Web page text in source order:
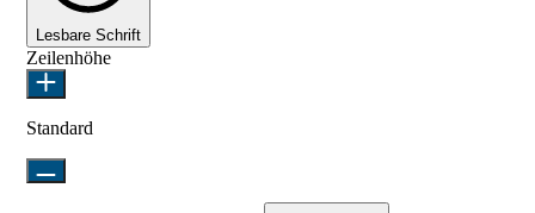
Lesbare Schrift
Zeilenhöhe
Standard